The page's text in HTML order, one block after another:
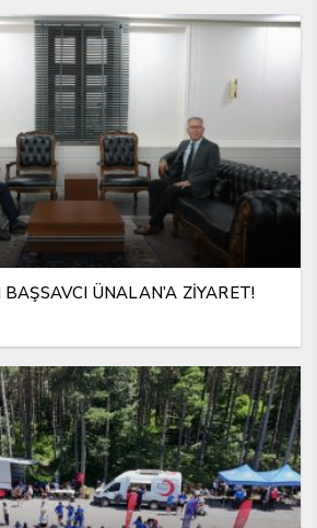
ÜNALAN’A ZİYARET!